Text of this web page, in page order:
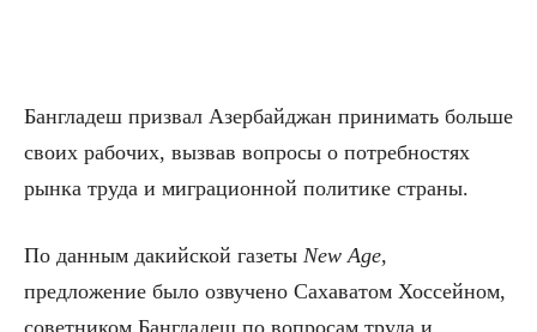
Бангладеш призвал Азербайджан принимать больше
своих рабочих, вызвав вопросы о потребностях
рынка труда и миграционной политике страны.
По данным дакийской газеты New Age,
предложение было озвучено Сахаватом Хоссейном,
советником Бангладеш по вопросам труда и